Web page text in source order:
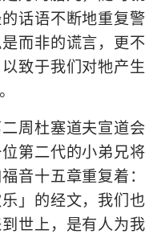
话语不断地重复警
而非的谎言，更
致于我们对牠产
杜塞道夫宣道会
第二代的小弟兄
音十五章重复着
」的经文，我们
世上，是有人为